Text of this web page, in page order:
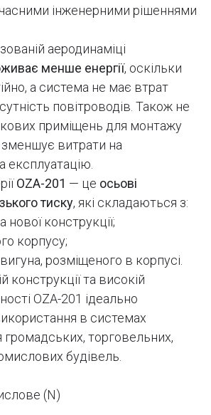
інженерними рішеннями
аеродинаміці
менше енергії, оскільки
а система не має втрат
повітроводів. Також не
приміщень для монтажу
витрати на
експлуатацію.
OZA-201 — це осьові
тиску, які складаються з:
конструкції;
корпусу;
розміщеного в корпусі.
конструкції та високій
OZA-201 ідеально
в системах
торговельних,
будівель.
(N)